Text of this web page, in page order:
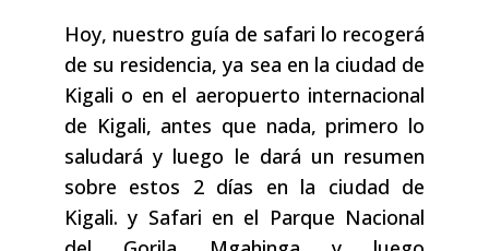
Hoy, nuestro guía de safari lo recogerá
de su residencia, ya sea en la ciudad de
Kigali o en el aeropuerto internacional
de Kigali, antes que nada, primero lo
saludará y luego le dará un resumen
sobre estos 2 días en la ciudad de
Kigali. y Safari en el Parque Nacional